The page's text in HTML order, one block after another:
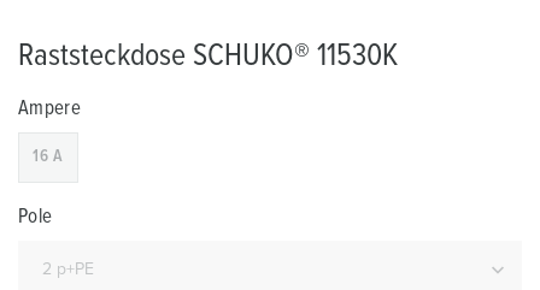
Raststeckdose SCHUKO® 11530K
Ampere
16 A
Pole